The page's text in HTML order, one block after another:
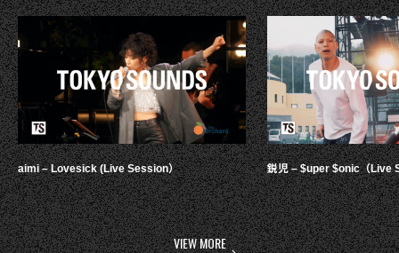
aimi – Lovesick (Live Session） 鋭児 – $uper $onic（Live
VIEW MORE